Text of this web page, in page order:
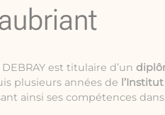
est titulaire d’un
plusieurs années de
ainsi ses compétences